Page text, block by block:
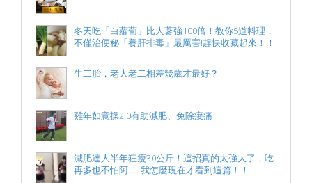
冬天吃「白蘿蔔」比人蔘強100倍！教你5道料理，
不僅治便秘「養肝排毒」最厲害!趕快收藏起來！！
生二胎，老大老二相差幾歲才最好？
雞年如意操2.0有助減肥、免除痠痛
減肥達人半年狂瘦30公斤！這招真的太強大了，吃
再多也不怕阿......我怎麼現在才看到這篇！！